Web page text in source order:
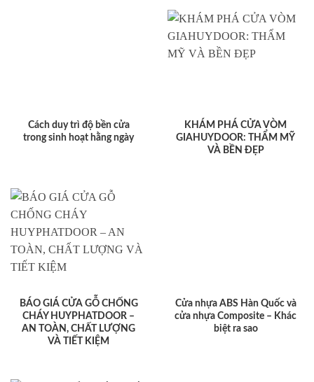
Cách duy trì độ bền cửa
trong sinh hoạt hằng ngày
KHÁM PHÁ CỬA VÒM
GIAHUYDOOR: THẨM MỸ
VÀ BỀN ĐẸP
BÁO GIÁ CỬA GỖ CHỐNG
CHÁY HUYPHATDOOR –
AN TOÀN, CHẤT LƯỢNG
VÀ TIẾT KIỆM
Cửa nhựa ABS Hàn Quốc và
cửa nhựa Composite – Khác
biệt ra sao